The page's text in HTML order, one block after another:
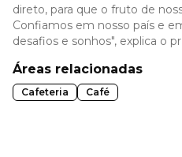
direto, para que o fruto de
Confiamos em nosso país e
desafios e sonhos", explica o
Áreas relacionadas
Cafeteria Café